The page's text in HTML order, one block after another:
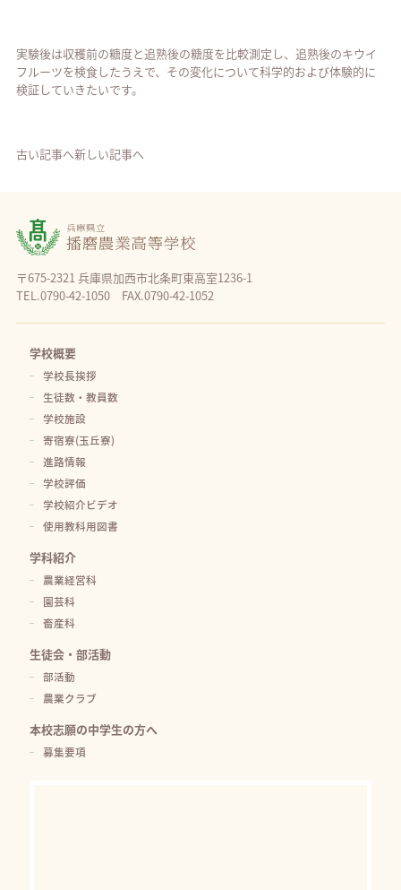
実験後は収穫前の糖度と追熟後の糖度を比較測定し、追熟後のキウイ
フルーツを検食したうえで、その変化について科学的および体験的に
検証していきたいです。
古い記事へ新しい記事へ
〒675-2321 兵庫県加西市北条町東高室1236-1
TEL.0790-42-1050 FAX.0790-42-1052
学校概要
学校長挨拶
生徒数・教員数
学校施設
寄宿寮(玉丘寮)
進路情報
学校評価
学校紹介ビデオ
使用教科用図書
学科紹介
農業経営科
園芸科
畜産科
生徒会・部活動
部活動
農業クラブ
本校志願の中学生の方へ
募集要項